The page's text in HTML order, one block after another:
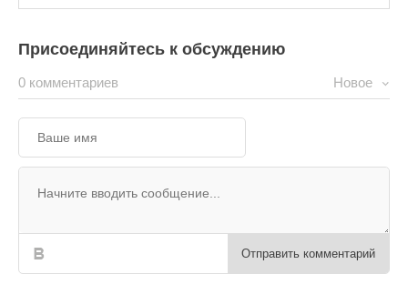
Присоединяйтесь к обсуждению
0 комментариев Новое
Отправить комментарий